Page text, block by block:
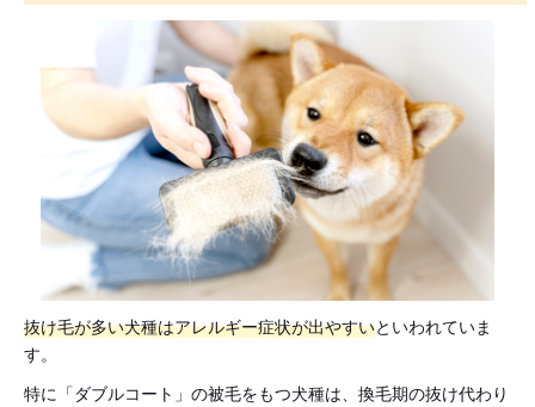
抜け毛が多い犬種はアレルギー症状が出やすいといわれていま
す。
特に「ダブルコート」の被毛をもつ犬種は、換毛期の抜け代わり